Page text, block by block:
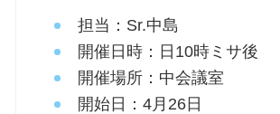
担当：Sr.中島
開催日時：日10時ミサ後
開催場所：中会議室
開始日：4月26日